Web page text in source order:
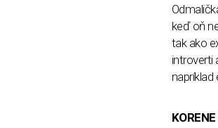
keď oň
tak ako
introverti
napríklad